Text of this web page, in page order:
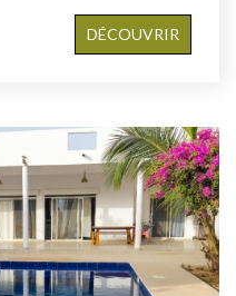
DÉCOUVRIR